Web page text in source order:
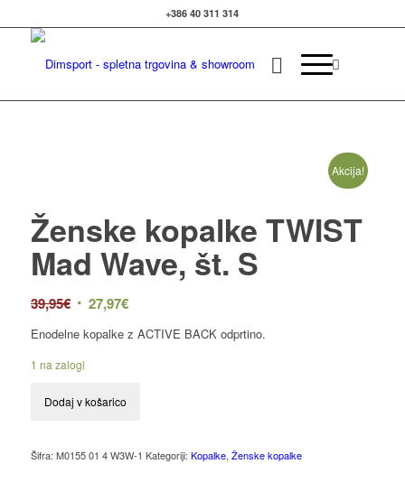
+386 40 311 314
Akcija!
Ženske kopalke TWIST
Mad Wave, št. S
39,95€ 27,97€
Enodelne kopalke z ACTIVE BACK odprtino.
1 na zalogi
Dodaj v košarico
Šifra: M0155 01 4 W3W-1 Kategoriji: Kopalke, Ženske kopalke
Izvedite več OK, sprejmi piškotke.